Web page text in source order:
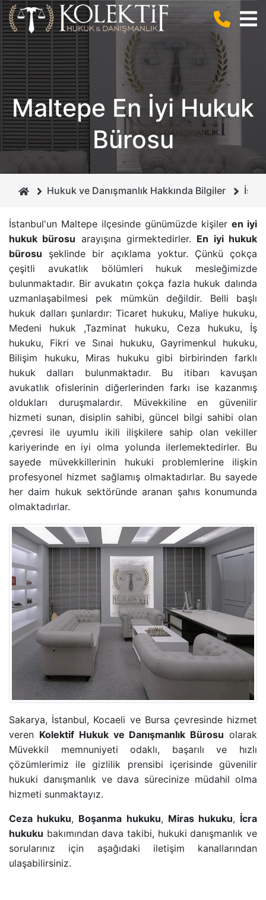
BIZ KIMIZ ?
KURUCUMUZ
CEZA HUKUKU
BILIŞIM HUKUKU
MIRAS HUKUKU
GAYRIMENKUL HUKUKU
BOŞANMA VE AILE HUKUKU
İCRA VE İFLAS HUKUKU
BORÇLAR HUKUKU
ANLAŞMALI BOŞANMA
BILIŞIM SUÇLARI
DOLANDIRICILIK SUÇU
CEZA MAHKEMELERI
İHTIYATI HACIZ
İSIM VE SOYISIM DEĞIŞIKLIĞI DAVASI
ÇEKIŞMELI BOŞANMA DAVASI
BANKA HESABINA KONULAN BLOKENIN
GAYRIMENKUL AVUKATI
HAKARET SUÇU
İZALE-I ŞUYU DAVASI
TAŞINMAZ SATIŞ VAADI SÖZLEŞMESI
ECRIMISIL DAVASI
KASTEN YARALAMA SUÇU
UYUŞTURUCU TICARETI DAVASI
ADLI KONTROL TEDBIRI
HIRSIZLIK SUÇU
KONUT DOKUNULMAZLIĞININ IHLALI SUÇU
KOVUŞTURMAYA YER OLMADIĞINA DAIR KARAR
ÖZEL HAYATIN GIZLILIĞI SUÇU
CINSEL TACIZ SUÇU
TASARRUFUN IPTALI DAVASI
YÜRÜTMENIN DURDURULMASI KARARI
HÜKMÜN AÇIKLANMASININ GERI BIRAKILMASI
TRAFIK CEZASINA ITIRAZ SÜRECI
TAŞINMAZ ALMAK SURETIYLE TÜRK
Maltepe En İyi Hukuk
Bürosu
Hukuk ve Danışmanlık Hakkında Bilgiler
İstanbul'un Maltepe ilçesinde günümüzde kişiler en iyi
hukuk bürosu arayışına girmektedirler. En iyi hukuk
bürosu şeklinde bir açıklama yoktur. Çünkü çokça
çeşitli avukatlık bölümleri hukuk mesleğimizde
bulunmaktadır. Bir avukatın çokça fazla hukuk dalında
uzmanlaşabilmesi pek mümkün değildir. Belli başlı
hukuk dalları şunlardır: Ticaret hukuku, Maliye hukuku,
Medeni hukuk ,Tazminat hukuku, Ceza hukuku, İş
hukuku, Fikri ve Sınai hukuku, Gayrimenkul hukuku,
Bilişim hukuku, Miras hukuku gibi birbirinden farklı
hukuk dalları bulunmaktadır. Bu itibarı kavuşan
avukatlık ofislerinin diğerlerinden farkı ise kazanmış
oldukları duruşmalardır. Müvekkiline en güvenilir
hizmeti sunan, disiplin sahibi, güncel bilgi sahibi olan
,çevresi ile uyumlu ikili ilişkilere sahip olan vekiller
kariyerinde en iyi olma yolunda ilerlemektedirler. Bu
sayede müvekkillerinin hukuki problemlerine ilişkin
profesyonel hizmet sağlamış olmaktadırlar. Bu sayede
her daim hukuk sektöründe aranan şahıs konumunda
olmaktadırlar.
Sakarya, İstanbul, Kocaeli ve Bursa çevresinde hizmet
veren Kolektif Hukuk ve Danışmanlık Bürosu olarak
Müvekkil memnuniyeti odaklı, başarılı ve hızlı
çözümlerimiz ile gizlilik prensibi içerisinde güvenilir
hukuki danışmanlık ve dava sürecinize müdahil olma
hizmeti sunmaktayız.
Ceza hukuku, Boşanma hukuku, Miras hukuku, İcra
hukuku bakımından dava takibi, hukuki danışmanlık ve
sorularınız için aşağıdaki iletişim kanallarından
ulaşabilirsiniz.